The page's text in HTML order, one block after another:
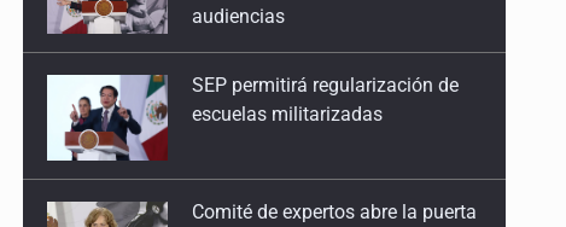
Comité de expertos abre la puerta
al fracking en México
LA NASA confirma que restos de